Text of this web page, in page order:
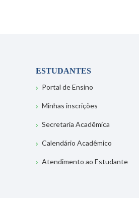
ESTUDANTES
Portal de Ensino
Minhas inscrições
Secretaria Acadêmica
Calendário Acadêmico
Atendimento ao Estudante